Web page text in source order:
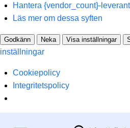
Hantera {vendor_count}-
Läs mer om dessa syften
Godkänn Neka Visa inställningar
inställningar
Cookiepolicy
Integritetspolicy